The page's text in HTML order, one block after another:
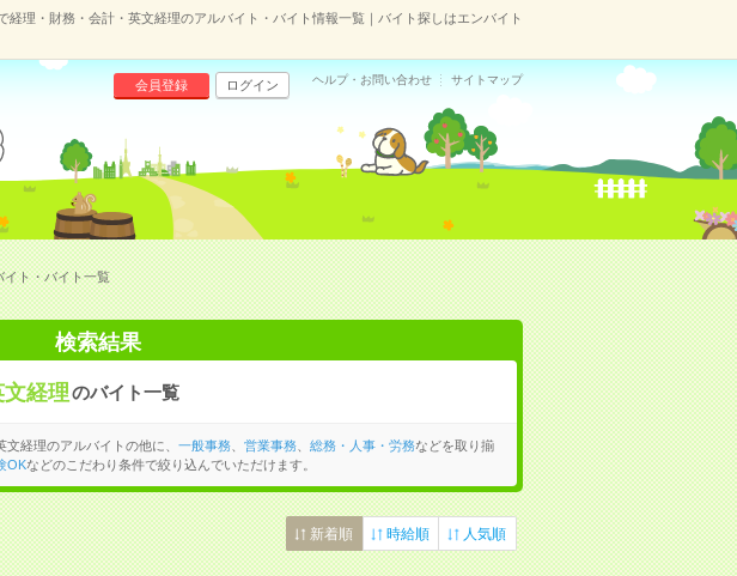
経理・財務・会計・英文経理のアルバイト・バイト情報一覧｜バイト探しはエンバイト
会員登録 ログイン ヘルプ・お問い合わせ サイトマップ
ト・バイト一覧
検索結果
経理のバイト一覧
経理のアルバイトの他に、 一般事務、 営業事務、 総務・人事・労務などを取り揃
OKなどのこだわり条件で絞り込んでいただけます。
新着順 時給順 人気順